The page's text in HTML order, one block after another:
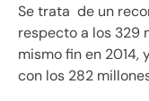
Se trata de un
respecto a los 329
mismo fin en
con los 282